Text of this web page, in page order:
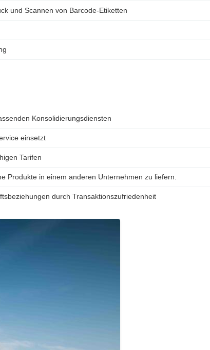
und Scannen von Barcode-Etiketten
Konsolidierungsdiensten
einsetzt
Tarifen
Produkte in einem anderen Unternehmen zu liefern.
durch Transaktionszufriedenheit